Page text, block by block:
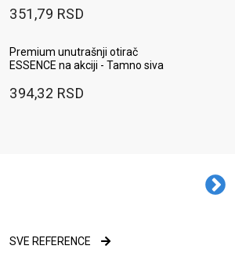
351,79 RSD
Premium unutrašnji otirač
ESSENCE na akciji - Tamno siva
394,32 RSD
SVE REFERENCE